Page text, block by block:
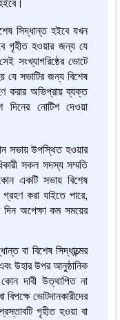
সিদ্ধান্ত হইবে যখন
গৃহীত হওয়ার জন্য যে
সংখ্যাগরিষ্ঠের ভোটে
যে সভাটির জন্য বিশেষ
করার অভিপ্রায় ব্যক্ত
দিনের নোটিশ দেওয়া
সভায় উপস্থিত হওয়ার
সকল সদস্য সম্মতি
একটি সভায় বিশেষ
গ্রহণ করা যাইতে পারে,
অপেক্ষা কম সময়ের
বা বিশেষ সিদ্ধান্ত্মের
উহার উপর আনুষ্ঠানিক
দাবী উত্থাপিত না
ভোটদানকারীদের
গৃহীত হওয়া বা